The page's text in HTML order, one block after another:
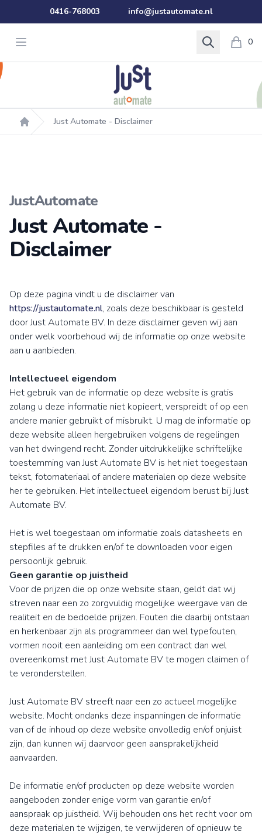
0416-768003 info@justautomate.nl
Open menu Search 0
Home
Just Automate - Disclaimer
JustAutomate
Just Automate -
Disclaimer
Op deze pagina vindt u de disclaimer van
https://justautomate.nl, zoals deze beschikbaar is gesteld
door Just Automate BV. In deze disclaimer geven wij aan
onder welk voorbehoud wij de informatie op onze website
aan u aanbieden.
Intellectueel eigendom
Het gebruik van de informatie op deze website is gratis
zolang u deze informatie niet kopieert, verspreidt of op een
andere manier gebruikt of misbruikt. U mag de informatie op
deze website alleen hergebruiken volgens de regelingen
van het dwingend recht. Zonder uitdrukkelijke schriftelijke
toestemming van Just Automate BV is het niet toegestaan
tekst, fotomateriaal of andere materialen op deze website
her te gebruiken. Het intellectueel eigendom berust bij Just
Automate BV.
Het is wel toegestaan om informatie zoals datasheets en
stepfiles af te drukken en/of te downloaden voor eigen
persoonlijk gebruik.
Geen garantie op juistheid
Voor de prijzen die op onze website staan, geldt dat wij
streven naar een zo zorgvuldig mogelijke weergave van de
realiteit en de bedoelde prijzen. Fouten die daarbij ontstaan
en herkenbaar zijn als programmeer dan wel typefouten,
vormen nooit een aanleiding om een contract dan wel
overeenkomst met Just Automate BV te mogen claimen of
te veronderstellen.
Just Automate BV streeft naar een zo actueel mogelijke
website. Mocht ondanks deze inspanningen de informatie
van of de inhoud op deze website onvolledig en/of onjuist
zijn, dan kunnen wij daarvoor geen aansprakelijkheid
aanvaarden.
De informatie en/of producten op deze website worden
aangeboden zonder enige vorm van garantie en/of
aanspraak op juistheid. Wij behouden ons het recht voor om
deze materialen te wijzigen, te verwijderen of opnieuw te